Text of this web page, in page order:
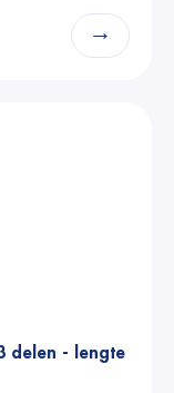
→
delen - lengte